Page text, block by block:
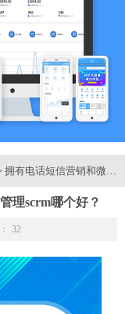
> 拥有电话短信营销和微信
理scrm哪个好？
32